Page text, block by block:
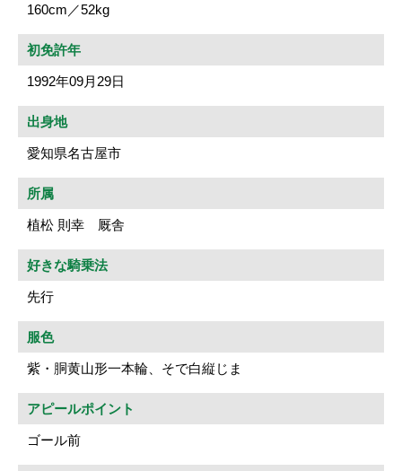
160cm／52kg
初免許年
1992年09月29日
出身地
愛知県名古屋市
所属
植松 則幸 厩舎
好きな騎乗法
先行
服色
紫・胴黄山形一本輪、そで白縦じま
アピールポイント
ゴール前